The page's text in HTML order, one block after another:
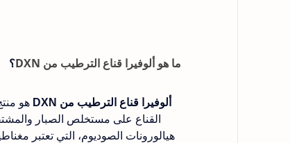
ما هو ألوفيرا قناع الترطيب من DXN ؟
ألوفيرا قناع الترطيب من DXN
هو
القناع على مستخلص الصبار
هيالورونات الصوديوم، التي تعتبر